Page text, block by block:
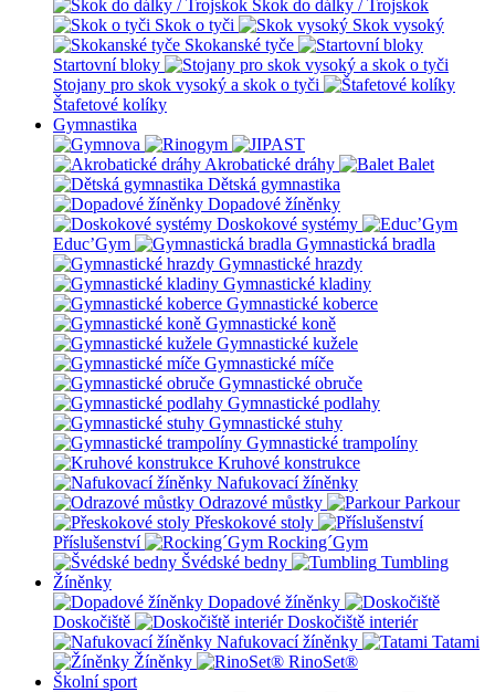
Skok do dálky / Trojskok
Skok o tyči
Skok vysoký
Skokanské tyče
Startovní bloky
Stojany pro skok vysoký a skok o tyči
Štafetové kolíky
Gymnastika
Akrobatické dráhy
Balet
Dětská gymnastika
Dopadové žíněnky
Doskokové systémy
Educ’Gym
Gymnastická bradla
Gymnastické hrazdy
Gymnastické kladiny
Gymnastické koberce
Gymnastické koně
Gymnastické kužele
Gymnastické míče
Gymnastické obruče
Gymnastické podlahy
Gymnastické stuhy
Gymnastické trampolíny
Kruhové konstrukce
Nafukovací žíněnky
Odrazové můstky
Parkour
Přeskokové stoly
Příslušenství
Rocking´Gym
Švédské bedny
Tumbling
Žíněnky
Dopadové žíněnky
Doskočiště
Doskočiště interiér
Nafukovací žíněnky
Tatami
Žíněnky
RinoSet®
Školní sport